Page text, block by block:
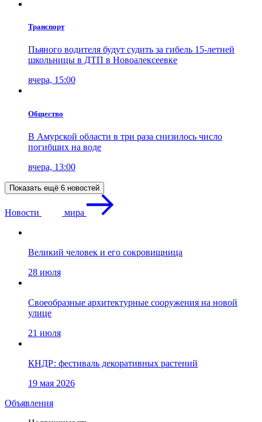
Транспорт
Пьяного водителя будут судить за гибель 15-летней
школьницы в ДТП в Новоалексеевке
вчера, 15:00
Общество
В Амурской области в три раза снизилось число
погибших на воде
вчера, 13:00
Показать ещё 6 новостей
Новости мира
Великий человек и его сокровищница
28 июля
Своеобразные архитектурные сооружения на новой
улице
21 июля
КНДР: фестиваль декоративных растений
19 мая 2026
Объявления